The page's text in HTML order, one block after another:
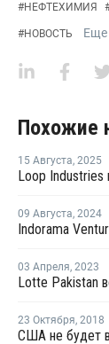
#НЕФТЕХИМИЯ
#НОВОСТЬ Еще
Похожие
15 Августа, 2025
09 Августа, 2024
03 Апреля, 2023
Lotte Pakistan
23 Октября, 2018